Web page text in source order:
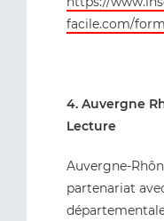
facile.com/
4. Auvergne
Lecture
Auvergne-
partenariat